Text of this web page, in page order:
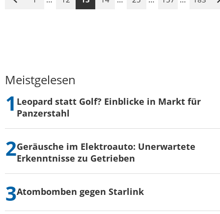
Vorige
Meistgelesen
Leopard statt Golf? Einblicke in Markt für
Panzerstahl
Geräusche im Elektroauto: Unerwartete
Erkenntnisse zu Getrieben
Atombomben gegen Starlink